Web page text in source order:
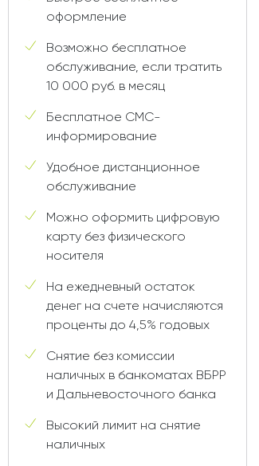
оформление
Возможно бесплатное
обслуживание, если тратить
10 000 руб. в месяц
Бесплатное СМС-
информирование
Удобное дистанционное
обслуживание
Можно оформить цифровую
карту без физического
носителя
На ежедневный остаток
денег на счете начисляются
проценты до 4,5% годовых
Снятие без комиссии
наличных в банкоматах ВБРР
и Дальневосточного банка
Высокий лимит на снятие
наличных